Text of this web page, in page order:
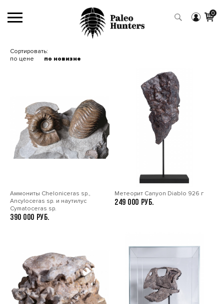
0
Сортировать:
по цене
по новизне
Аммониты Cheloniceras sp.,
Ancyloceras sp. и наутилус
Cymatoceras sp.
390 000
Метеорит Canyon Diablo 926 г
249 000